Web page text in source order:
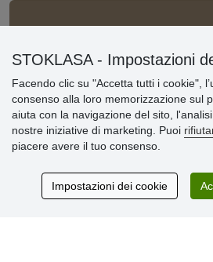
» Impostazioni dei cookie
» Termini & Condizioni
» Informativa sulla Privacy
» Consegna e pagamento
» Garanzia e resi
» Programma fedeltà
Recensioni
STOKLASA - Impostazioni
Facendo clic su "Accetta tutti i cookie",
consenso alla loro memorizzazione sul
aiuta con la navigazione del sito,
nostre iniziative di marketing. Puoi
piacere avere il tuo consenso.
Impostazioni dei cookie